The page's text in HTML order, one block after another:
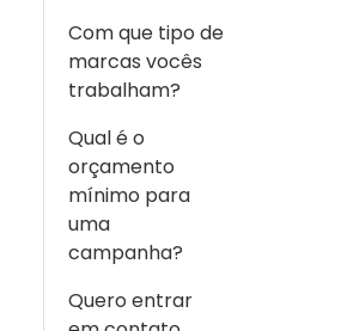
Com que tipo de
marcas vocês
trabalham?
Qual é o
orçamento
mínimo para
uma
campanha?
Quero entrar